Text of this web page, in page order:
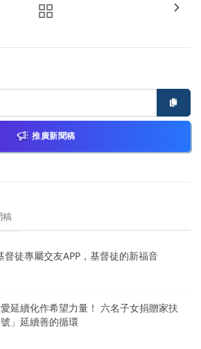
推廣新聞稿
稿
督徒專屬交友APP，基督徒的新福音
延續化作希望力量！ 六名子女捐贈家扶
號」延續善的循環